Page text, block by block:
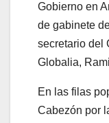
Gobierno en
de gabinete
secretario del
Globalia,
En las filas
Cabezón por